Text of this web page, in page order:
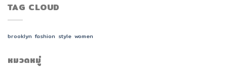
TAG CLOUD
brooklyn fashion style women
หมวดหมู่